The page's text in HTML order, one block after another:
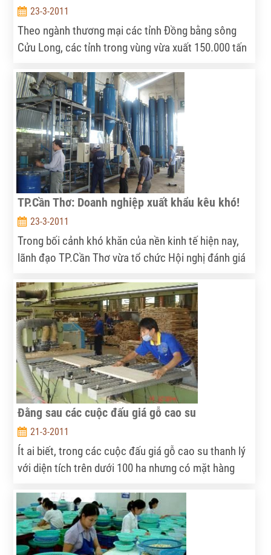
23-3-2011
Theo ngành thương mại các tỉnh Đồng bằng sông
Cửu Long, các tỉnh trong vùng vừa xuất 150.000 tấn
nay trên 1 triệu tấn; tổng giá trị đạt trên 480 triệu
USD. Từ nay đến cuối năm, các tỉnh vùng Đồng bằng
sông Cửu Long có kế hoạch xuất thêm 4,4 triệu tấn
gạo.
TP.Cần Thơ: Doanh nghiệp xuất khẩu kêu khó!
23-3-2011
Trong bối cảnh khó khăn của nền kinh tế hiện nay,
lãnh đạo TP.Cần Thơ vừa tổ chức Hội nghị đánh giá
nhập khẩu trên địa bàn, để tìm giải pháp tháo gỡ khó
khăn, đẩy mạnh xuất khẩu và tiêu thụ nông - thủy
sản…
Đằng sau các cuộc đấu giá gỗ cao su
21-3-2011
Ít ai biết, trong các cuộc đấu giá gỗ cao su thanh lý
với diện tích trên dưới 100 ha nhưng có mặt hàng
để phục vụ SX thì ít mà “chân gỗ” thì nhiều. Tại sao
lại như vậy?